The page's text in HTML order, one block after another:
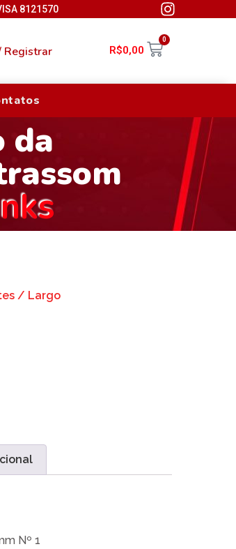
8121570
Registrar R$0,00
0
da
/ Largo
Nº 1